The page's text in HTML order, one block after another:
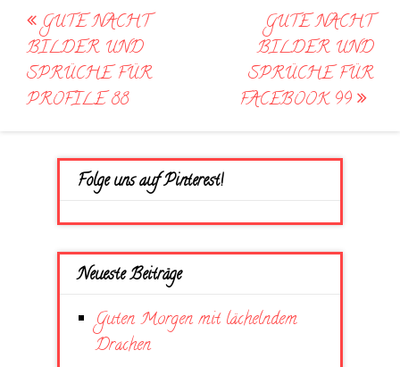
Post
navigation
GUTE NACHT
BILDER UND
SPRÜCHE FÜR
PROFILE 88
GUTE NACHT
BILDER UND
SPRÜCHE FÜR
FACEBOOK 99
Folge uns auf Pinterest!
Neueste Beiträge
Guten Morgen mit lächelndem
Drachen